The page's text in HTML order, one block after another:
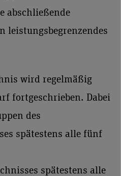
abschließende
leistungsbegrenzendes
wird regelmäßig
fortgeschrieben. Dabei
des
spätestens alle fünf
spätestens alle